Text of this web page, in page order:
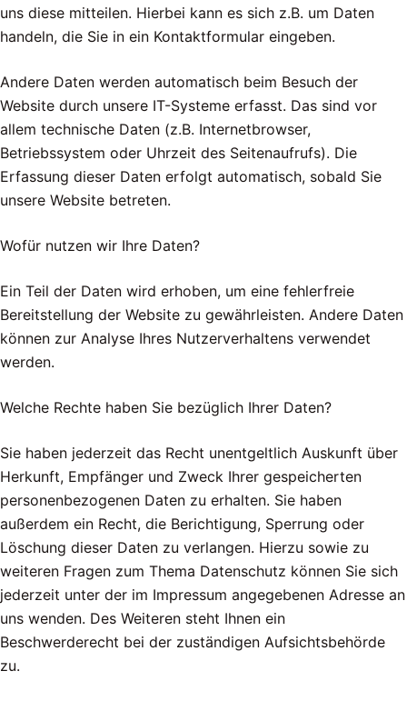
uns diese mitteilen. Hierbei kann es sich z.B. um Daten
handeln, die Sie in ein Kontaktformular eingeben.
Andere Daten werden automatisch beim Besuch der
Website durch unsere IT-Systeme erfasst. Das sind vor
allem technische Daten (z.B. Internetbrowser,
Betriebssystem oder Uhrzeit des Seitenaufrufs). Die
Erfassung dieser Daten erfolgt automatisch, sobald Sie
unsere Website betreten.
Wofür nutzen wir Ihre Daten?
Ein Teil der Daten wird erhoben, um eine fehlerfreie
Bereitstellung der Website zu gewährleisten. Andere Daten
können zur Analyse Ihres Nutzerverhaltens verwendet
werden.
Welche Rechte haben Sie bezüglich Ihrer Daten?
Sie haben jederzeit das Recht unentgeltlich Auskunft über
Herkunft, Empfänger und Zweck Ihrer gespeicherten
personenbezogenen Daten zu erhalten. Sie haben
außerdem ein Recht, die Berichtigung, Sperrung oder
Löschung dieser Daten zu verlangen. Hierzu sowie zu
weiteren Fragen zum Thema Datenschutz können Sie sich
jederzeit unter der im Impressum angegebenen Adresse an
uns wenden. Des Weiteren steht Ihnen ein
Beschwerderecht bei der zuständigen Aufsichtsbehörde
zu.